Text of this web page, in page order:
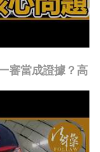
審當成證據？高